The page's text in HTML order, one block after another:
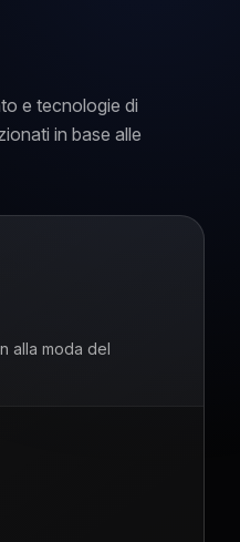
e tecnologie di
in base alle
alla moda del